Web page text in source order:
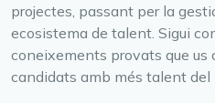
projectes, passant per la
ecosistema de talent. Sigui
coneixements provats que us
candidats amb més talent del